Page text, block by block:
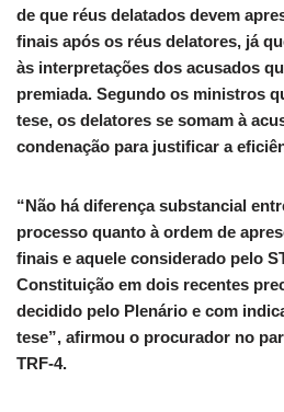
de que réus delatados devem
finais após os réus delatores, já
às interpretações dos acusados
premiada. Segundo os ministros
tese, os delatores se somam à
condenação para justificar a
“Não há diferença substancial
processo quanto à ordem de
finais e aquele considerado pelo
Constituição em dois recentes
decidido pelo Plenário e com
tese”, afirmou o procurador no
TRF-4.